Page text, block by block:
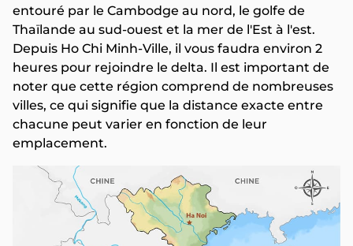
entouré par le Cambodge au nord, le golfe de
Thaïlande au sud-ouest et la mer de l'Est à l'est.
Depuis Ho Chi Minh-Ville, il vous faudra environ 2
heures pour rejoindre le delta. Il est important de
noter que cette région comprend de nombreuses
villes, ce qui signifie que la distance exacte entre
chacune peut varier en fonction de leur
emplacement.